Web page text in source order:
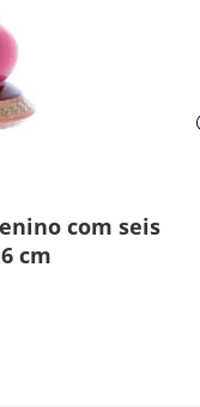
com seis
cm